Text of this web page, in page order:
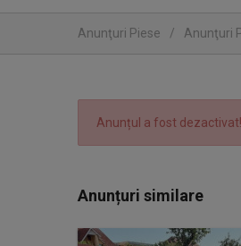
Anunţuri Piese / Anunţuri
Anunțul a fost dezactivat!
Anunțuri similare